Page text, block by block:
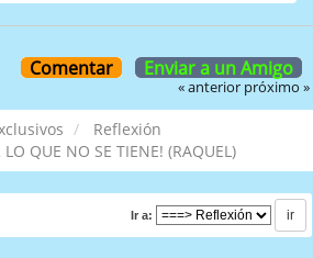
Comentar Enviar a un Amigo
« anterior próximo »
Reflexión
LO QUE NO SE TIENE! (RAQUEL)
Ir a: